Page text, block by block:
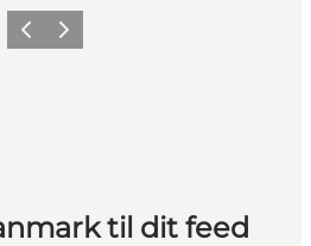
ForrigeNæste
til dit feed